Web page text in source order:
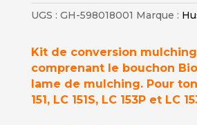
UGS : GH-598018001 Marque :
Kit de conversion
comprenant le bouchon
lame de mulching. Pour
151, LC 151S, LC 153P et LC